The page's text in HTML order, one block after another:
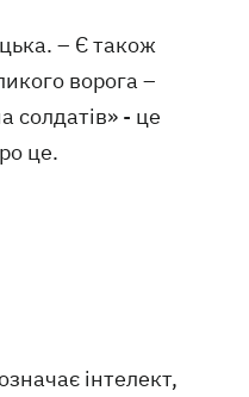
– Є також
ворога –
солдатів» - це
це.
інтелект,